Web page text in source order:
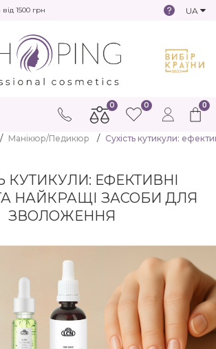
1500 грн UA
0
0 0
Манікюр/Педикюр Сухість кутикули:
КУТИКУЛИ: ЕФЕКТИВНІ
НАЙКРАЩІ ЗАСОБИ ДЛЯ
ЗВОЛОЖЕННЯ